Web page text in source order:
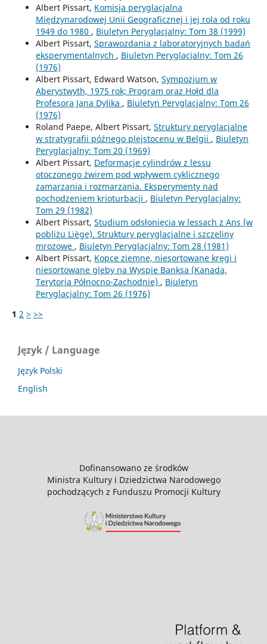
Albert Pissart, Komisja peryglacjalna
Międzynarodowej Unii Geograficznej i jej rola od roku
1949 do 1980 , Biuletyn Peryglacjalny: Tom 38 (1999)
Albert Pissart, Sprawozdania z laboratoryjnych badań
eksperymentalnych , Biuletyn Peryglacjalny: Tom 26
(1976)
Albert Pissart, Edward Watson, Sympozjum w
Aberystwyth, 1975 rok; Program oraz Hołd dla
Profesora Jana Dylika , Biuletyn Peryglacjalny: Tom 26
(1976)
Roland Paepe, Albert Pissart, Struktury peryglacjalne
w stratygrafii późnego plejstocenu w Belgii , Biuletyn
Peryglacjalny: Tom 20 (1969)
Albert Pissart, Deformacje cylindrów z lessu
otoczonego żwirem pod wpływem cyklicznego
zamarzania i rozmarzania. Eksperymenty nad
pochodzeniem krioturbacji , Biuletyn Peryglacjalny:
Tom 29 (1982)
Albert Pissart, Studium odsłonięcia w lessach z Ans (w
pobliżu Liège). Struktury peryglacjalne i szczeliny
mrozowe , Biuletyn Peryglacjalny: Tom 28 (1981)
Albert Pissart, Kopce ziemne, niesortowane kręgi i
niesortowane gleby na Wyspie Banksa (Kanada,
Terytoria Północno-Zachodnie) , Biuletyn
Peryglacjalny: Tom 26 (1976)
1 2 > >>
Język / Language
Język Polski
English
Dofinansowano ze środków
Ministra Kultury i Dziedzictwa Narodowego
pochodzących z Funduszu Promocji Kultury